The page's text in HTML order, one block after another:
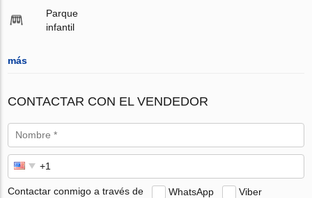
Parque
infantil
más
CONTACTAR CON EL VENDEDOR
Contactar conmigo a través de WhatsApp Viber